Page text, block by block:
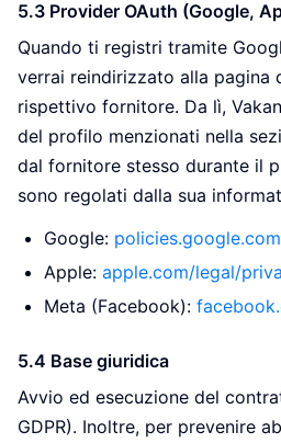
5.3 Provider OAuth (Google,
Quando ti registri tramite
verrai reindirizzato alla pagina
rispettivo fornitore. Da lì,
del profilo menzionati nella
dal fornitore stesso durante il
sono regolati dalla sua
Google:
Apple: apple.com/legal/
Meta (Facebook):
5.4 Base giuridica
Avvio ed esecuzione del
GDPR). Inoltre, per prevenire